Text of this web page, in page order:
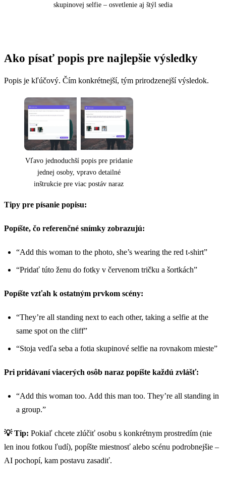
skupinovej selfie – osvetlenie aj štýl sedia
Ako písať popis pre najlepšie výsledky
Popis je kľúčový. Čím konkrétnejší, tým prirodzenejší výsledok.
Vľavo jednoduchší popis pre pridanie
jednej osoby, vpravo detailné
inštrukcie pre viac postáv naraz
Tipy pre písanie popisu:
Popíšte, čo referenčné snímky zobrazujú:
“Add this woman to the photo, she’s wearing the red t-shirt”
“Pridať túto ženu do fotky v červenom tričku a šortkách”
Popíšte vzťah k ostatným prvkom scény:
“They’re all standing next to each other, taking a selfie at the
same spot on the cliff”
“Stoja vedľa seba a fotia skupinové selfie na rovnakom mieste”
Pri pridávaní viacerých osôb naraz popíšte každú zvlášť:
“Add this woman too. Add this man too. They’re all standing in
a group.”
💡 Tip: Pokiaľ chcete zlúčiť osobu s konkrétnym prostredím (nie
len inou fotkou ľudí), popíšte miestnosť alebo scénu podrobnejšie –
AI pochopí, kam postavu zasadiť.